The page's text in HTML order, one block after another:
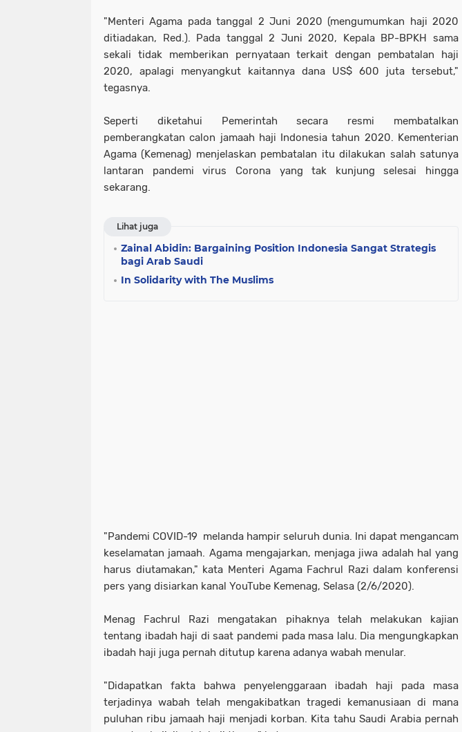
"Menteri Agama pada tanggal 2 Juni 2020 (mengumumkan haji 2020
ditiadakan, Red.). Pada tanggal 2 Juni 2020, Kepala BP-BPKH sama
sekali tidak memberikan pernyataan terkait dengan pembatalan haji
2020, apalagi menyangkut kaitannya dana US$ 600 juta tersebut,"
tegasnya.
Seperti diketahui Pemerintah secara resmi membatalkan
pemberangkatan calon jamaah haji Indonesia tahun 2020. Kementerian
Agama (Kemenag) menjelaskan pembatalan itu dilakukan salah satunya
lantaran pandemi virus Corona yang tak kunjung selesai hingga
sekarang.
Lihat juga
Zainal Abidin: Bargaining Position Indonesia Sangat Strategis
bagi Arab Saudi
In Solidarity with The Muslims
"Pandemi COVID-19 melanda hampir seluruh dunia. Ini dapat mengancam
keselamatan jamaah. Agama mengajarkan, menjaga jiwa adalah hal yang
harus diutamakan," kata Menteri Agama Fachrul Razi dalam konferensi
pers yang disiarkan kanal YouTube Kemenag, Selasa (2/6/2020).
Menag Fachrul Razi mengatakan pihaknya telah melakukan kajian
tentang ibadah haji di saat pandemi pada masa lalu. Dia mengungkapkan
ibadah haji juga pernah ditutup karena adanya wabah menular.
"Didapatkan fakta bahwa penyelenggaraan ibadah haji pada masa
terjadinya wabah telah mengakibatkan tragedi kemanusiaan di mana
puluhan ribu jamaah haji menjadi korban. Kita tahu Saudi Arabia pernah